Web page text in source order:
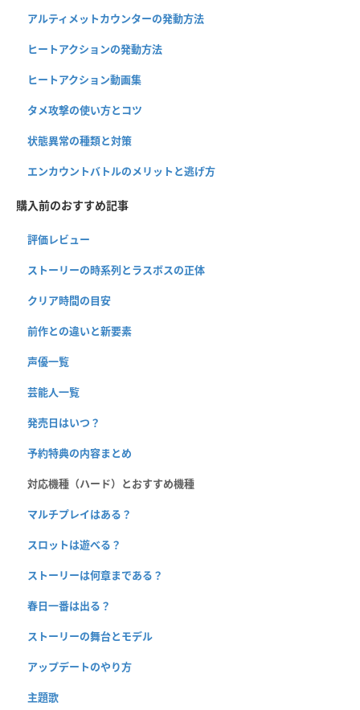
アルティメットカウンターの発動方法
ヒートアクションの発動方法
ヒートアクション動画集
タメ攻撃の使い方とコツ
状態異常の種類と対策
エンカウントバトルのメリットと逃げ方
購入前のおすすめ記事
評価レビュー
ストーリーの時系列とラスボスの正体
クリア時間の目安
前作との違いと新要素
声優一覧
芸能人一覧
発売日はいつ？
予約特典の内容まとめ
対応機種（ハード）とおすすめ機種
マルチプレイはある？
スロットは遊べる？
ストーリーは何章まである？
春日一番は出る？
ストーリーの舞台とモデル
アップデートのやり方
主題歌